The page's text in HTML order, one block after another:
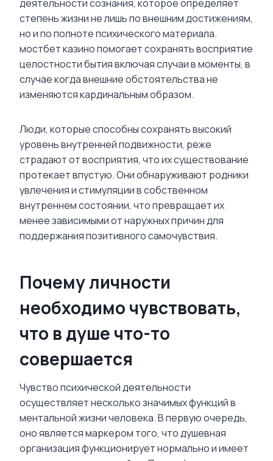
деятельности сознания, которое определяет
степень жизни не лишь по внешним достижениям,
но и по полноте психического материала.
мостбет казино помогает сохранять восприятие
целостности бытия включая случаи в моменты, в
случае когда внешние обстоятельства не
изменяются кардинальным образом.
Люди, которые способны сохранять высокий
уровень внутренней подвижности, реже
страдают от восприятия, что их существование
протекает впустую. Они обнаруживают родники
увлечения и стимуляции в собственном
внутреннем состоянии, что превращает их
менее зависимыми от наружных причин для
поддержания позитивного самочувствия.
Почему личности
необходимо чувствовать,
что в душе что-то
совершается
Чувство психической деятельности
осуществляет несколько значимых функций в
ментальной жизни человека. В первую очередь,
оно является маркером того, что душевная
организация функционирует нормально и имеет